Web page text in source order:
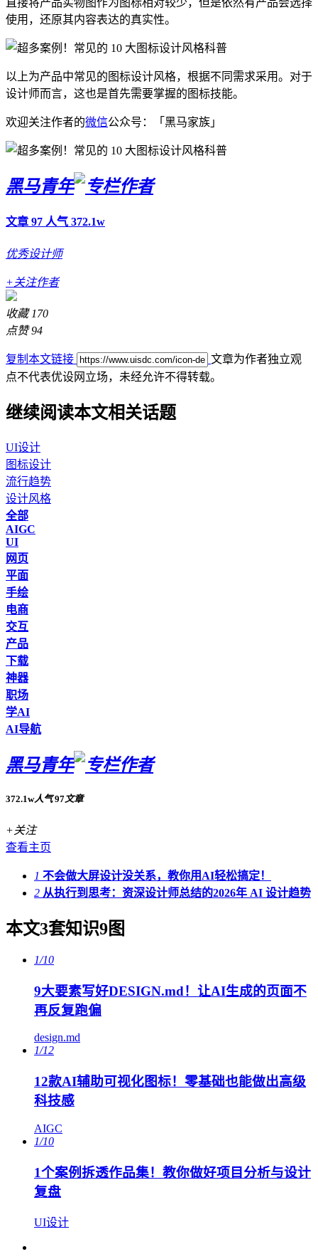
使用，还原其内容表达的真实性。
以上为产品中常见的图标设计风格，根据不同需求采用。对于
设计师而言，这也是首先需要掌握的图标技能。
欢迎关注作者的微信公众号：「黑马家族」
黑马青年
文章 97 人气 372.1w
优秀设计师
+关注作者
收藏 170
点赞 94
复制本文链接
文章为作者独立观
点不代表优设网立场， 未经允许不得转载。
继续阅读本文相关话题
UI设计
图标设计
流行趋势
设计风格
全部
AIGC
UI
网页
平面
手绘
电商
交互
产品
下载
神器
职场
学AI
AI导航
黑马青年
372.1w人气 97文章
+关注
查看主页
1 不会做大屏设计没关系，教你用AI轻松搞定！
2 从执行到思考：资深设计师总结的2026年 AI 设计趋势
本文3套知识9图
1/10
9大要素写好DESIGN.md！让AI生成的页面不
再反复跑偏
design.md
1/12
12款AI辅助可视化图标！零基础也能做出高级
科技感
AIGC
1/10
1个案例拆透作品集！教你做好项目分析与设计
复盘
UI设计